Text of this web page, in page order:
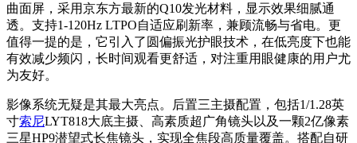
曲面屏，采用京东方最新的Q10发光材料，显示效果细腻通
透。支持1-120Hz LTPO自适应刷新率，兼顾流畅与省电。更
值得一提的是，它引入了圆偏振光护眼技术，在低亮度下也能
有效减少频闪，长时间观看更舒适，对注重用眼健康的用户尤
为友好。
影像系统无疑是其最大亮点。后置三主摄配置，包括1/1.28英
寸索尼LYT818大底主摄、高素质超广角镜头以及一颗2亿像素
三星HP9潜望式长焦镜头，实现全焦段高质量覆盖。搭配自研